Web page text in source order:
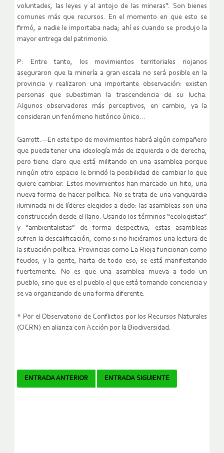
voluntades, las leyes y al antojo de las mineras”. Son bienes
comunes más que recursos. En el momento en que esto se
firmó, a nadie le importaba nada; ahí es cuando se produjo la
mayor entrega del patrimonio.
P: Entre tanto, los movimientos territoriales riojanos
aseguraron que la minería a gran escala no será posible en la
provincia y realizaron una importante observación: existen
personas que subestiman la trascendencia de su lucha.
Algunos observadores más perceptivos, en cambio, ya la
consideran un fenómeno histórico único…
Garrott.—En este tipo de movimientos habrá algún compañero
que pueda tener una ideología más de izquierda o de derecha,
pero tiene claro que está militando en una asamblea porque
ningún otro espacio le brindó la posibilidad de cambiar lo que
quiere cambiar. Estos movimientos han marcado un hito, una
nueva forma de hacer política. No se trata de una vanguardia
iluminada ni de líderes elegidos a dedo: las asambleas son una
construcción desde el llano. Usando los términos “ecologistas”
y “ambientalistas” de forma despectiva, estas asambleas
sufren la descalificación, como si no hiciéramos una lectura de
la situación política. Provincias como La Rioja funcionan como
feudos, y la gente, harta de todo eso, se está manifestando
fuertemente. No es que una asamblea mueva a todo un
pueblo, sino que es el pueblo el que está tomando conciencia y
se va organizando de una forma diferente.
* Por el Observatorio de Conflictos por los Recursos Naturales
(OCRN) en alianza con Acción por la Biodiversidad.
Navegador
ENTRADA ANTERIOR ENTRADA SIGUIENTE